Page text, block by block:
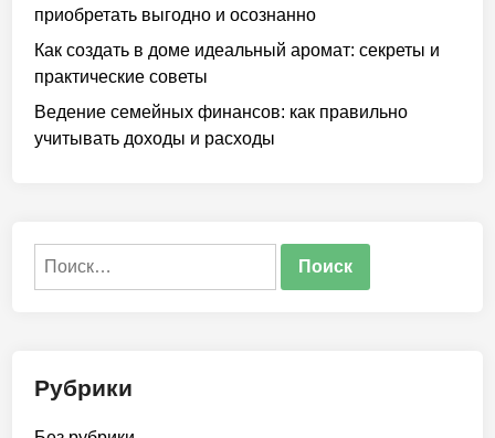
приобретать выгодно и осознанно
Как создать в доме идеальный аромат: секреты и
практические советы
Ведение семейных финансов: как правильно
учитывать доходы и расходы
Найти:
Рубрики